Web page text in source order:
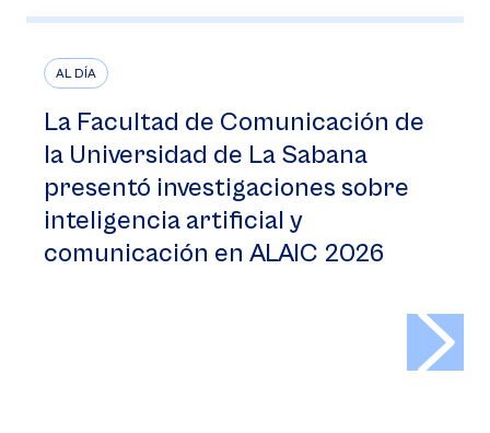
AL DÍA
La Facultad de Comunicación de
la Universidad de La Sabana
presentó investigaciones sobre
inteligencia artificial y
comunicación en ALAIC 2026